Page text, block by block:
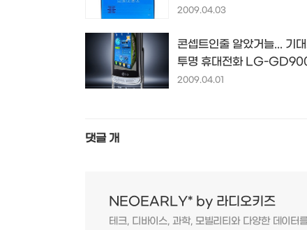
GAME-800
2009.04.03
콘셉트인줄 알았거늘... 기
투명 휴대전화 LG-
2009.04.01
댓글 개
NEOEARLY* by 라디오키즈
테크, 디바이스, 과학, 모빌리티와 다양한 데이터